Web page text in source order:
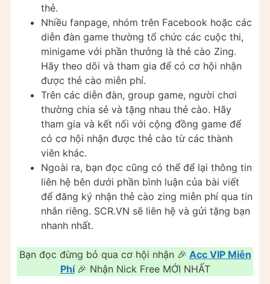
thẻ.
Nhiều fanpage, nhóm trên Facebook hoặc các
diễn đàn game thường tổ chức các cuộc thi,
minigame với phần thưởng là thẻ cào Zing.
Hãy theo dõi và tham gia để có cơ hội nhận
được thẻ cào miễn phí.
Trên các diễn đàn, group game, người chơi
thường chia sẻ và tặng nhau thẻ cào. Hãy
tham gia và kết nối với cộng đồng game để
có cơ hội nhận được thẻ cào từ các thành
viên khác.
Ngoài ra, bạn đọc cũng có thể để lại thông tin
liên hệ bên dưới phần bình luận của bài viết
để đăng ký nhận thẻ cào zing miễn phí qua tin
nhắn riêng. SCR.VN sẽ liên hệ và gửi tặng bạn
nhanh nhất.
Bạn đọc đừng bỏ qua cơ hội nhận 🎉 Acc VIP Miễn
Phí 🎉 Nhận Nick Free MỚI NHẤT